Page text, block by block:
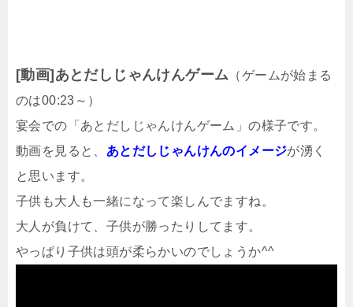
[動画]あとだしじゃんけんゲーム （ゲームが始まる
のは00:23～）
宴会での「あとだしじゃんけんゲーム」の様子です。
動画を見ると、 あとだしじゃんけんのイメージが湧く
と思います。
子供も大人も一緒になって楽しんでますね。
大人が負けて、子供が勝ったりしてます。
やっぱり子供は頭が柔らかいのでしょうか^^